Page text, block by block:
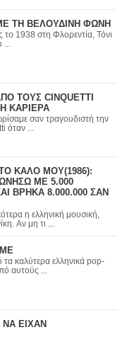
ΤΗ ΒΕΛΟΥΔΙΝΗ ΦΩΝΗ
το 1938 στη Φλορεντία, Τόνι
ΤΟΥΣ CINQUETTI
ΚΑΡΙΕΡΑ
όταν ...
ΚΑΛΟ ΜΟΥ(1986):
ΜΕ 5.000
η ελληνική μουσική,
Αν μη τι ...
καλύτερα ελληνικά pop-
αυτούς ...
ΕΙΧΑΝ